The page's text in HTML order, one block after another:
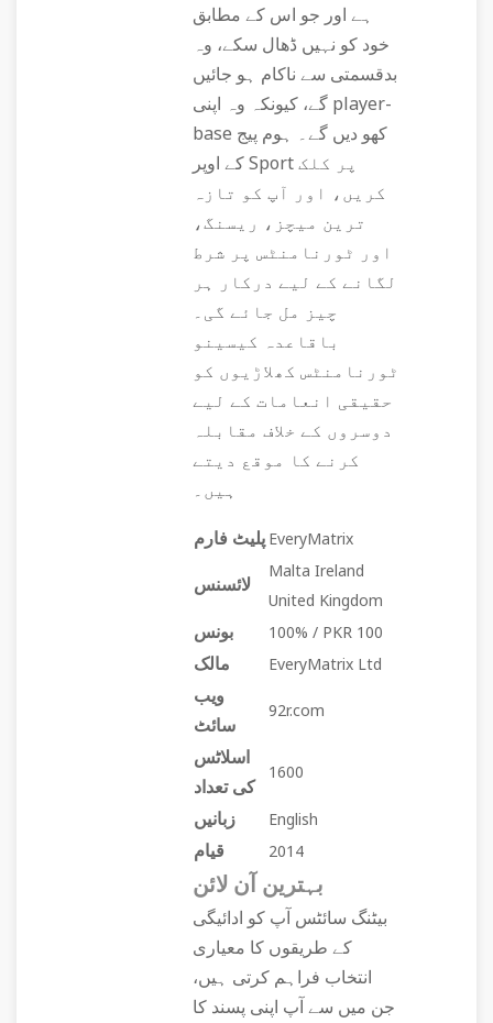
ہے اور جو اس کے مطابق
خود کو نہیں ڈھال سکے، وہ
بدقسمتی سے ناکام ہو جائیں
گے، کیونکہ وہ اپنی player-
base کھو دیں گے۔ ہوم پیج
کے اوپر Sport پر کلک
کریں، اور آپ کو تازہ
ترین میچز، ریسنگ،
اور ٹورنامنٹس پر شرط
لگانے کے لیے درکار ہر
چیز مل جائے گی۔
باقاعدہ کیسینو
ٹورنامنٹس کھلاڑیوں کو
حقیقی انعامات کے لیے
دوسروں کے خلاف مقابلہ
کرنے کا موقع دیتے
ہیں۔
پلیٹ فارمEveryMatrix
لائسنس
Malta Ireland
United Kingdom
بونس 100% / PKR 100
مالک EveryMatrix Ltd
ویب
سائٹ
92r.com
اسلاٹس
کی تعداد
1600
زبانیں English
قیام 2014
بہترین آن لائن
بیٹنگ سائٹس آپ کو ادائیگی
کے طریقوں کا معیاری
انتخاب فراہم کرتی ہیں،
جن میں سے آپ اپنی پسند کا